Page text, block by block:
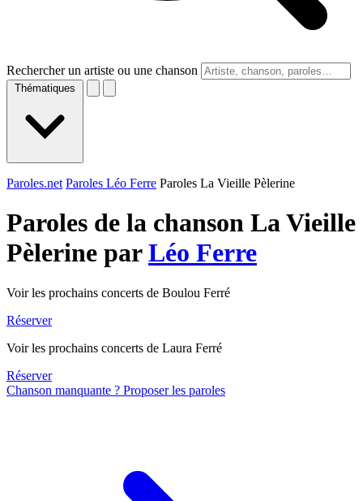
Rechercher un artiste ou une chanson
Thématiques
Paroles.net Paroles Léo Ferre Paroles La Vieille Pèlerine
Paroles de la chanson La Vieille
Pèlerine parLéo Ferre
Voir les prochains concerts de Boulou Ferré
Réserver
Voir les prochains concerts de Laura Ferré
Réserver
Chanson manquante ? Proposer les paroles